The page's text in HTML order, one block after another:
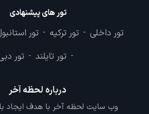
تور های پیشنهادی
تور داخلی - تور ترکیه - تور
- تور تایلند - تور
درباره لحظه آخر
وب سایت لحظه آخر با هدف ایجاد